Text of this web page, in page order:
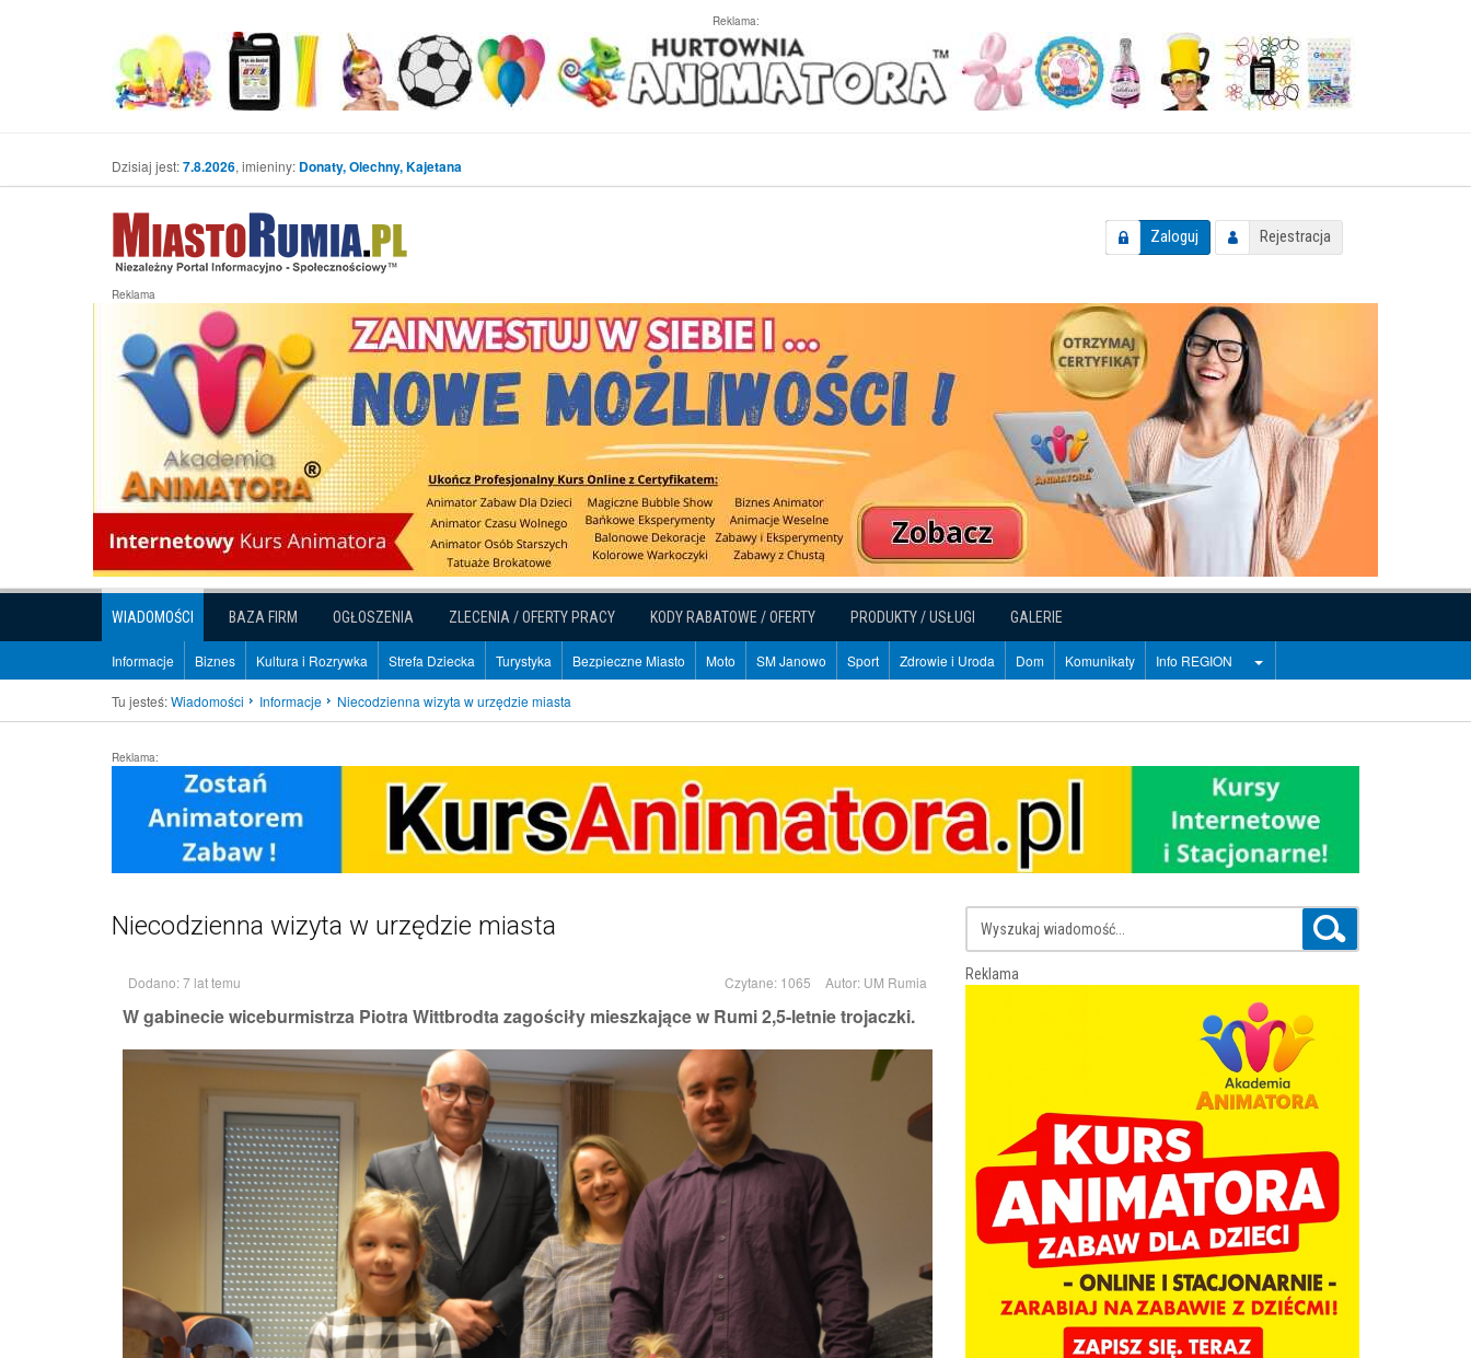
Reklama:
Dzisiaj jest:7.8.2026, imieniny: Donaty, Olechny, Kajetana
Zaloguj Rejestracja
Reklama
WIADOMOŚCI BAZA FIRM OGŁOSZENIA ZLECENIA / OFERTY PRACY KODY RABATOWE / OFERTY PRODUKTY / USŁUGI GALERIE
Informacje Biznes Kultura i Rozrywka Strefa Dziecka Turystyka Bezpieczne Miasto Moto SM Janowo Sport Zdrowie i Uroda Dom Komunikaty Info REGION
Tu jesteś:Wiadomości Informacje Niecodzienna wizyta w urzędzie miasta
Reklama:
Niecodzienna wizyta w urzędzie miasta
Dodano: 7 lat temu Czytane: 1065 Autor: UM Rumia
W gabinecie wiceburmistrza Piotra Wittbrodta zagościły mieszkające w Rumi 2,5-letnie trojaczki.
Reklama